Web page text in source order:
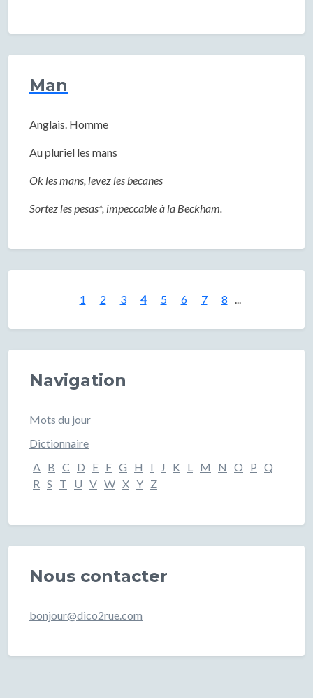
Man
Anglais. Homme
Au pluriel les mans
Ok les mans, levez les becanes
Sortez les pesas*, impeccable à la Beckham.
1 2 3 4 5 6 7 8 ...
Navigation
Mots du jour
Dictionnaire
A B C D E F G H I J K L M N O P Q
R S T U V W X Y Z
Nous contacter
bonjour@dico2rue.com